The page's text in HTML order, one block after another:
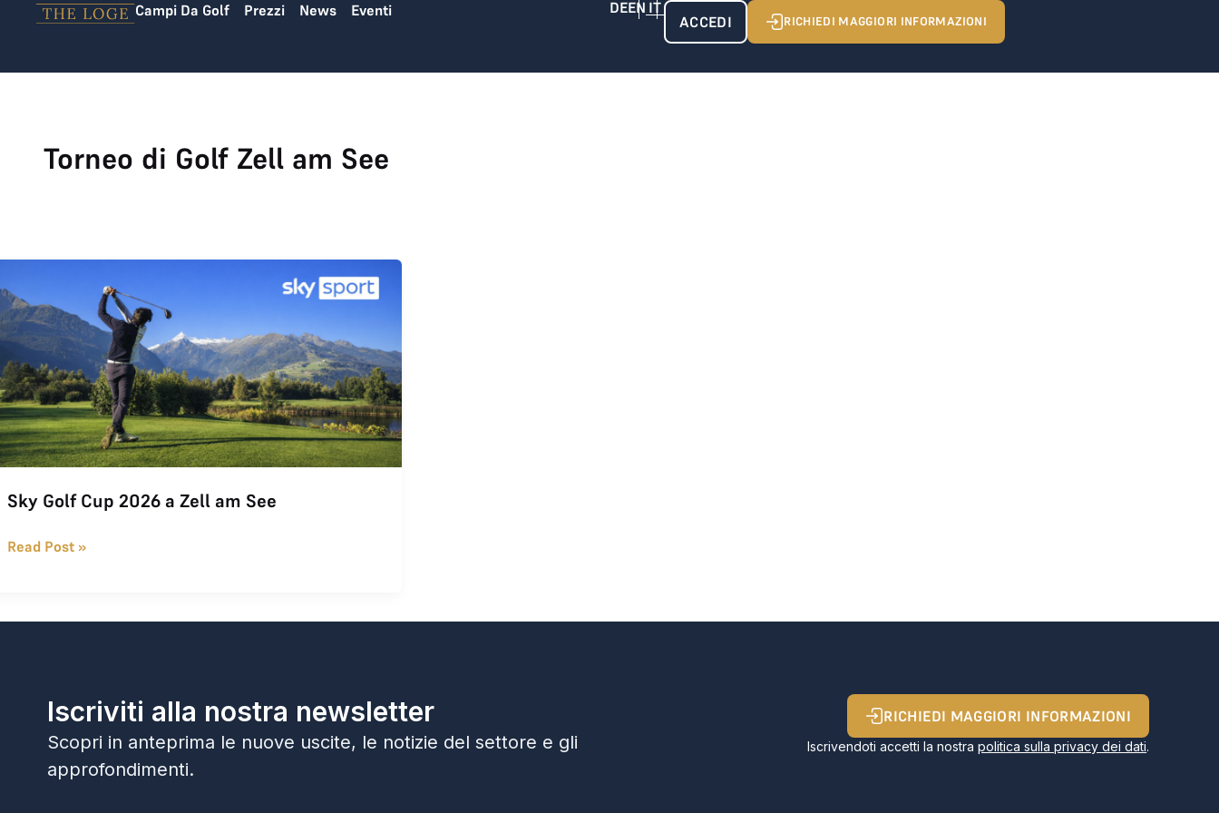
Vai al contenuto Campi Da Golf Prezzi News Eventi
ACCEDI RICHIEDI MAGGIORI INFORMAZIONI
Torneo di Golf Zell am See
Sky Golf Cup 2026 a Zell am See
Read Post »
Iscriviti alla nostra newsletter
Scopri in anteprima le nuove uscite, le notizie del settore e gli
approfondimenti.
RICHIEDI MAGGIORI INFORMAZIONI
Iscrivendoti accetti la nostrapolitica sulla privacy dei dati.